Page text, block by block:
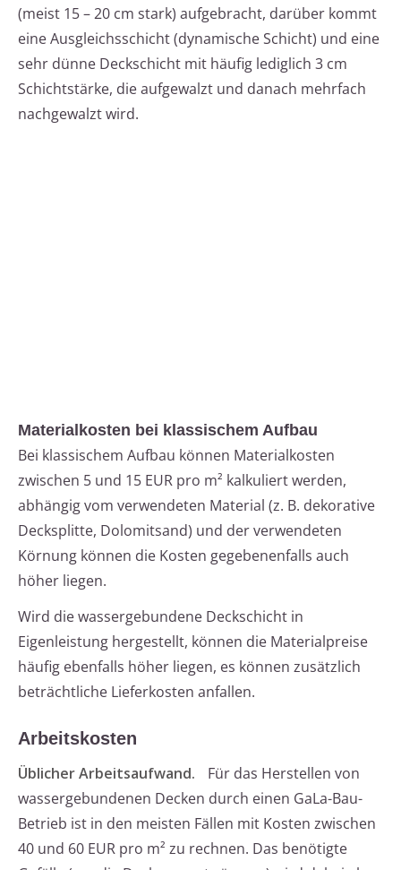
(meist 15 – 20 cm stark) aufgebracht, darüber kommt
eine Ausgleichsschicht (dynamische Schicht) und eine
sehr dünne Deckschicht mit häufig lediglich 3 cm
Schichtstärke, die aufgewalzt und danach mehrfach
nachgewalzt wird.
Materialkosten bei klassischem Aufbau
Bei klassischem Aufbau können Materialkosten
zwischen 5 und 15 EUR pro m² kalkuliert werden,
abhängig vom verwendeten Material (z. B. dekorative
Decksplitte, Dolomitsand) und der verwendeten
Körnung können die Kosten gegebenenfalls auch
höher liegen.
Wird die wassergebundene Deckschicht in
Eigenleistung hergestellt, können die Materialpreise
häufig ebenfalls höher liegen, es können zusätzlich
beträchtliche Lieferkosten anfallen.
Arbeitskosten
Üblicher Arbeitsaufwand.
Für das Herstellen von
wassergebundenen Decken durch einen GaLa-Bau-
Betrieb ist in den meisten Fällen mit Kosten zwischen
40 und 60 EUR pro m² zu rechnen. Das benötigte